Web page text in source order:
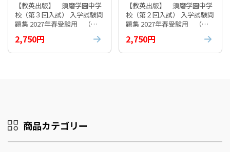
【教英出版】 須磨学園中学
校（第３回入試） 入学試験問
題集 2027年春受験用 （※
2,750円
【教英出版】 須磨学園中学
校（第２回入試） 入学試験問
題集 2027年春受験用 （※
2,750円
商品カテゴリー